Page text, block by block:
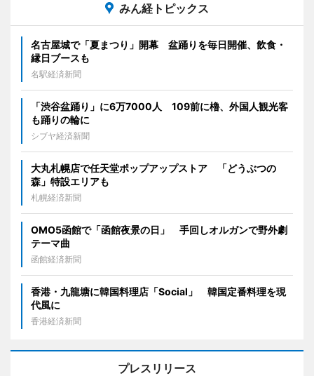
みん経トピックス
名古屋城で「夏まつり」開幕 盆踊りを毎日開催、飲食・
縁日ブースも
名駅経済新聞
「渋谷盆踊り」に6万7000人 109前に櫓、外国人観光客
も踊りの輪に
シブヤ経済新聞
大丸札幌店で任天堂ポップアップストア 「どうぶつの
森」特設エリアも
札幌経済新聞
OMO5函館で「函館夜景の日」 手回しオルガンで野外劇
テーマ曲
函館経済新聞
香港・九龍塘に韓国料理店「Social」 韓国定番料理を現
代風に
香港経済新聞
プレスリリース